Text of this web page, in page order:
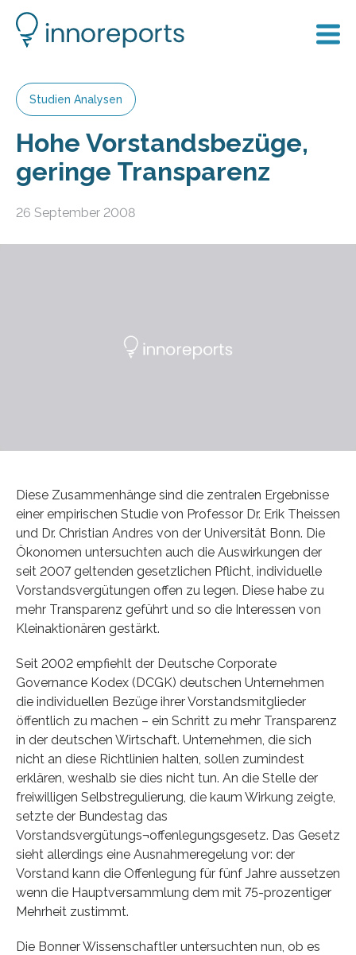
Studien Analysen
Hohe Vorstandsbezüge,
geringe Transparenz
26 September 2008
Diese Zusammenhänge sind die zentralen Ergebnisse
einer empirischen Studie von Professor Dr. Erik Theissen
und Dr. Christian Andres von der Universität Bonn. Die
Ökonomen untersuchten auch die Auswirkungen der
seit 2007 geltenden gesetzlichen Pflicht, individuelle
Vorstandsvergütungen offen zu legen. Diese habe zu
mehr Transparenz geführt und so die Interessen von
Kleinaktionären gestärkt.
Seit 2002 empfiehlt der Deutsche Corporate
Governance Kodex (DCGK) deutschen Unternehmen
die individuellen Bezüge ihrer Vorstandsmitglieder
öffentlich zu machen – ein Schritt zu mehr Transparenz
in der deutschen Wirtschaft. Unternehmen, die sich
nicht an diese Richtlinien halten, sollen zumindest
erklären, weshalb sie dies nicht tun. An die Stelle der
freiwilligen Selbstregulierung, die kaum Wirkung zeigte,
setzte der Bundestag das
Vorstandsvergütungs¬offenlegungsgesetz. Das Gesetz
sieht allerdings eine Ausnahmeregelung vor: der
Vorstand kann die Offenlegung für fünf Jahre aussetzen
wenn die Hauptversammlung dem mit 75-prozentiger
Mehrheit zustimmt.
Die Bonner Wissenschaftler untersuchten nun, ob es